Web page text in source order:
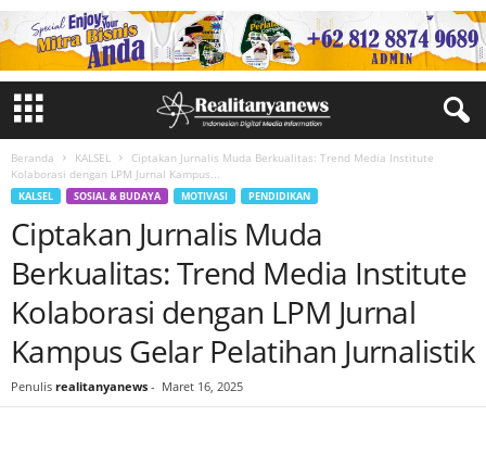
Beranda KALSEL
Ciptakan Jurnalis Muda Berkualitas: Trend Media Institute
Kolaborasi dengan LPM Jurnal Kampus...
KALSEL SOSIAL & BUDAYA MOTIVASI PENDIDIKAN
Ciptakan Jurnalis Muda
Berkualitas: Trend Media Institute
Kolaborasi dengan LPM Jurnal
Kampus Gelar Pelatihan Jurnalistik
Penulis realitanyanews - Maret 16, 2025